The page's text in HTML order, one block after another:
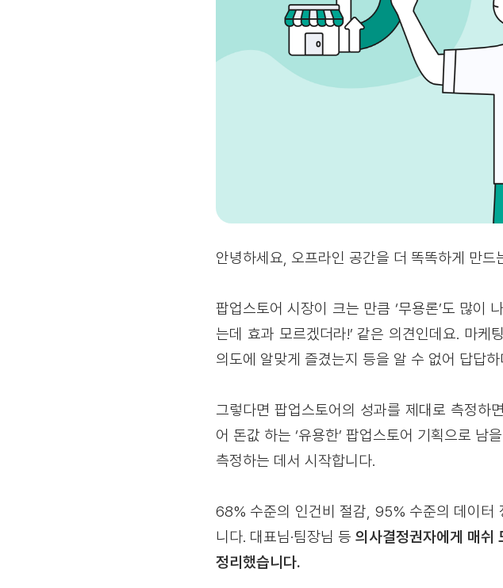
안녕하세요, 오프라인 공간을 더 똑똑하게 만
팝업스토어 시장이 크는 만큼 ‘무용론’도 많이
는데 효과 모르겠더라!’ 같은 의견인데요. 마
의도에 알맞게 즐겼는지 등을 알 수 없어 답답
그렇다면 팝업스토어의 성과를 제대로 측정하
어 돈값 하는 ‘유용한’ 팝업스토어 기획으로 남
측정하는 데서 시작합니다.
68% 수준의 인건비 절감, 95% 수준의 데이터
니다. 대표님·팀장님 등의사결정권자에게 매쉬
정리했습니다.